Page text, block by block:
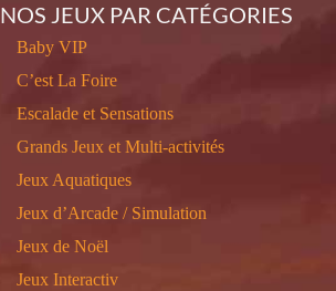
NOS JEUX PAR CATÉGORIES
Baby VIP
C’est La Foire
Escalade et Sensations
Grands Jeux et Multi-activités
Jeux Aquatiques
Jeux d’Arcade / Simulation
Jeux de Noël
Jeux Interactiv